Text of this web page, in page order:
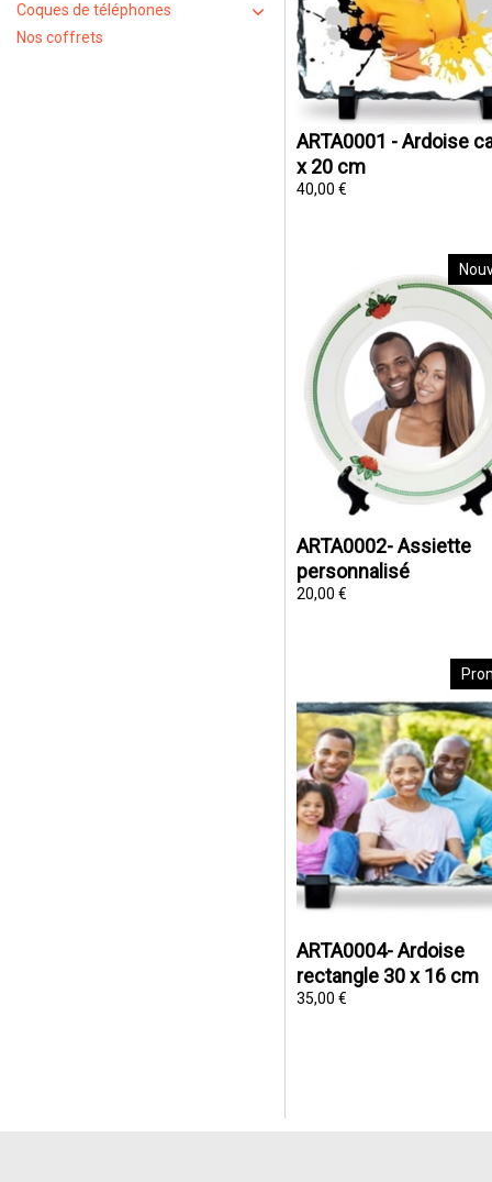
Coques de téléphones
Nos coffrets
ARTA0001 - Ardoise
x 20 cm
40,00 €
ARTA0002- Assiette
personnalisé
20,00 €
ARTA0004- Ardoise
rectangle 30 x 16 cm
35,00 €